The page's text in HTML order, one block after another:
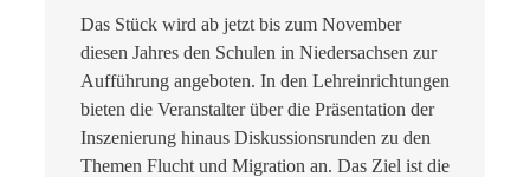
Das Stück wird ab jetzt bis zum November
diesen Jahres den Schulen in Niedersachsen zur
Aufführung angeboten. In den Lehreinrichtungen
bieten die Veranstalter über die Präsentation der
Inszenierung hinaus Diskussionsrunden zu den
Themen Flucht und Migration an. Das Ziel ist die